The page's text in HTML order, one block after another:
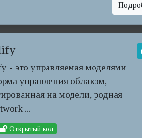
- это управляемая моделями
управления облаком,
на модели, родная
...
Открытый код